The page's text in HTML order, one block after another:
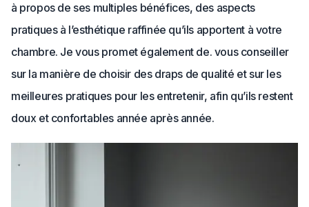
à propos de ses multiples bénéfices, des aspects
pratiques à l’esthétique raffinée qu’ils apportent à votre
chambre. Je vous promet également de. vous conseiller
sur la manière de choisir des draps de qualité et sur les
meilleures pratiques pour les entretenir, afin qu’ils restent
doux et confortables année après année.